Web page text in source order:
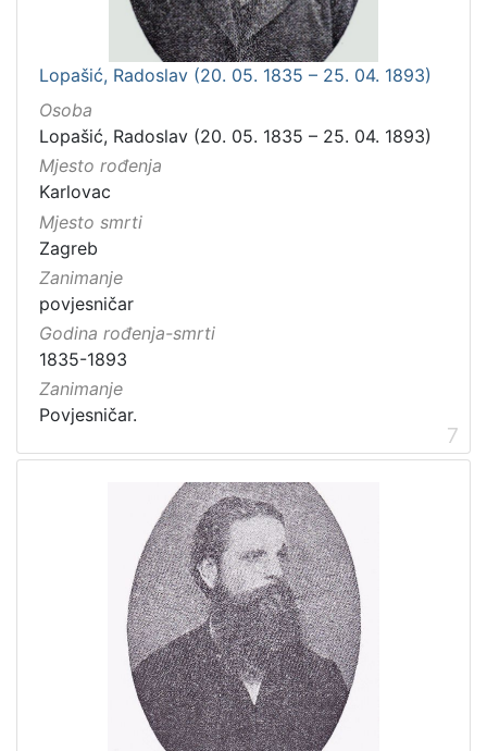
Lopašić, Radoslav (20. 05. 1835 – 25. 04. 1893)
Osoba
Lopašić, Radoslav (20. 05. 1835 – 25. 04. 1893)
Mjesto rođenja
Karlovac
Mjesto smrti
Zagreb
Zanimanje
povjesničar
Godina rođenja-smrti
1835-1893
Zanimanje
Povjesničar.
7